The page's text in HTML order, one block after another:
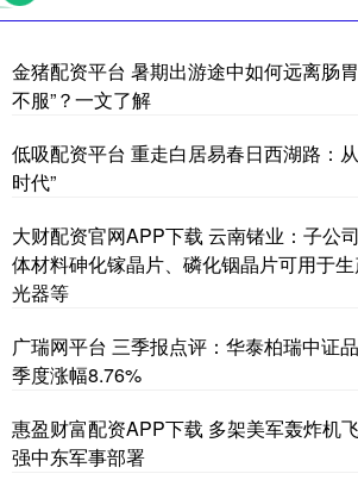
金猪配资平台 暑期出游途中如何远离肠
不服”？一文了解
低吸配资平台 重走白居易春日西湖路：从
时代”
大财配资官网APP下载 云南锗业：子公
体材料砷化镓晶片、磷化铟晶片可用于
光器等
广瑞网平台 三季报点评：华泰柏瑞中证
季度涨幅8.76%
惠盈财富配资APP下载 多架美军轰炸机
强中东军事部署